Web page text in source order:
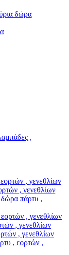
δώρα
,
, γενεθλίων
, γενεθλίων
πάρτυ ,
, γενεθλίων
, γενεθλίων
, γενεθλίων
, εορτών ,